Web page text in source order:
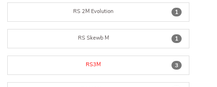
1
RS 2M Evolution
1
RS Skewb M
3
RS3M